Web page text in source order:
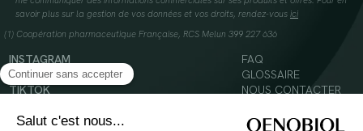
savoir plus sur la gestion de vos données et vos droits, rendez-vous ici
(1) Coopération pharmaceutique Française, RCS Melun 399 227 636
INSTAGRAM
FACEBOOK
TIKTOK
FAQ
GLOSSAIRE
NOUS CONTACTER